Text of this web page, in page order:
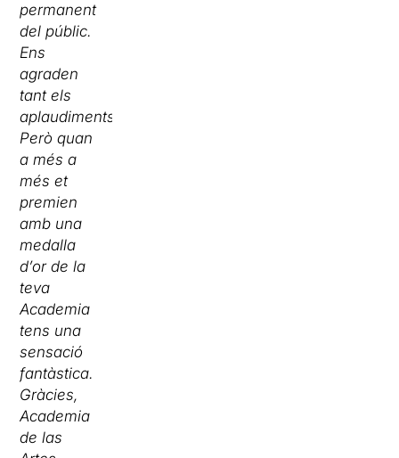
permanent
del públic.
Ens
agraden
tant els
aplaudiments!
Però quan
a més a
més et
premien
amb una
medalla
d’or de la
teva
Academia
tens una
sensació
fantàstica.
Gràcies,
Academia
de las